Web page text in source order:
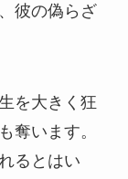
彼の偽らざ
を大きく狂
奪います。
るとはい